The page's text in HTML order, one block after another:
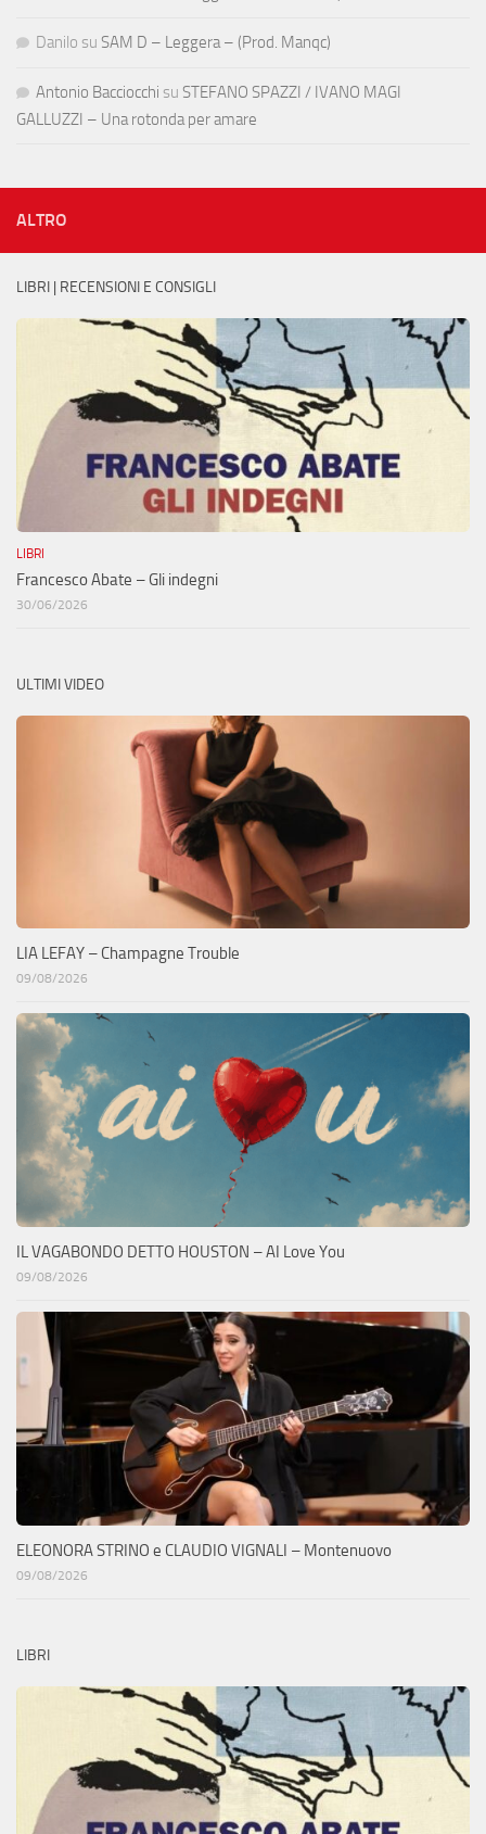
Danilo su SAM D – Leggera – (Prod. Manqc)
Antonio Bacciocchi su STEFANO SPAZZI / IVANO MAGI
GALLUZZI – Una rotonda per amare
ALTRO
LIBRI | RECENSIONI E CONSIGLI
LIBRI
Francesco Abate – Gli indegni
30/06/2026
ULTIMI VIDEO
LIA LEFAY – Champagne Trouble
09/08/2026
IL VAGABONDO DETTO HOUSTON – AI Love You
09/08/2026
ELEONORA STRINO e CLAUDIO VIGNALI – Montenuovo
09/08/2026
LIBRI